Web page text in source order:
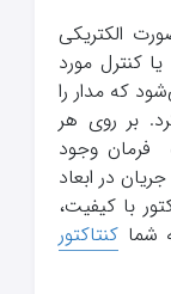
الکتریکی
کنترل مورد
که مدار را
بر روی هر
فرمان وجود
در ابعاد
با کیفیت،
شما کنتاکتور